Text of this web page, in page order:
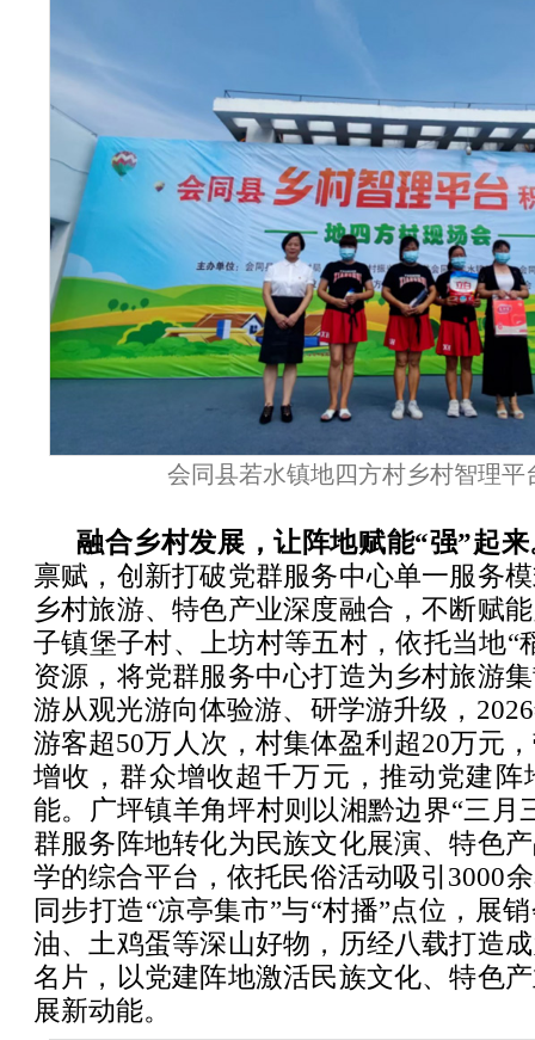
会同县若水镇地四方村乡村智理平
融合乡村发展，让阵地赋能“强”起
禀赋，创新打破党群服务中心单一服务
乡村旅游、特色产业深度融合，不断赋
子镇堡子村、上坊村等五村，依托当地“
资源，将党群服务中心打造为乡村旅游
游从观光游向体验游、研学游升级，
游客超50万人次，村集体盈利超20万元
增收，群众增收超千万元，推动党建阵
能。广坪镇羊角坪村则以湘黔边界“三月
群服务阵地转化为民族文化展演、特色
学的综合平台，依托民俗活动吸引3000
同步打造“凉亭集市”与“村播”点位，展
油、土鸡蛋等深山好物，历经八载打造
名片，以党建阵地激活民族文化、特色
展新动能。